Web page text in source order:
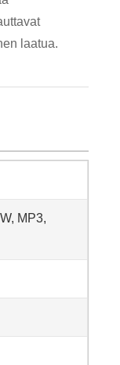
laatua.
MP3,